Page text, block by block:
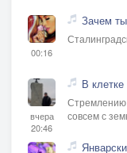
00:16
Зачем
вчера
20:46
В клетке
Стремлению
совсем с